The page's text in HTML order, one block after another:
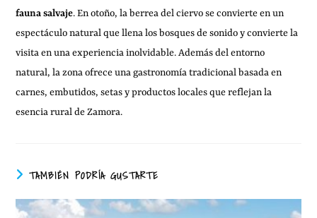
fauna salvaje. En otoño, la berrea del ciervo se convierte en un
espectáculo natural que llena los bosques de sonido y convierte la
visita en una experiencia inolvidable. Además del entorno
natural, la zona ofrece una gastronomía tradicional basada en
carnes, embutidos, setas y productos locales que reflejan la
esencia rural de Zamora.
TAMBIÉN PODRÍA GUSTARTE